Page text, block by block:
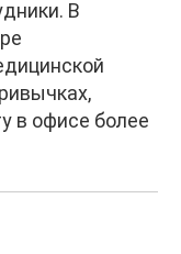
В
в офисе более